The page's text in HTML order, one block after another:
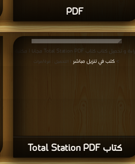
PDF
كتاب Total Station PDF
قراءة و تحميل كتاب كتاب Total Station PDF مجانا | مكتبة
> كتب في تنزيل مباشر| التحميل : مرة/مرات